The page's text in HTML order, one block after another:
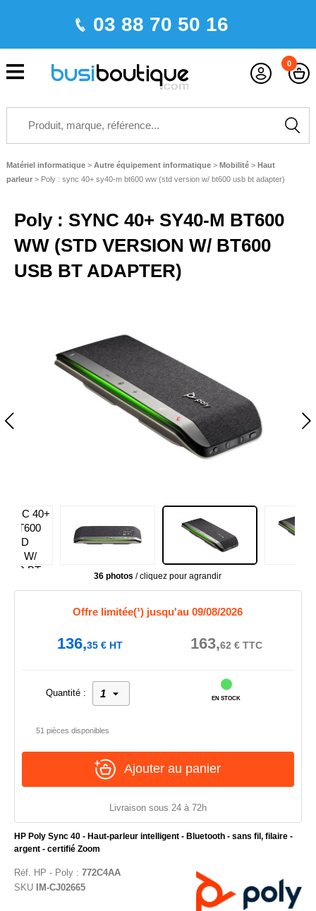
03 88 70 50 16
0
Matériel informatique > Autre équipement informatique > Mobilité > Haut
parleur> Poly : sync 40+ sy40-m bt600 ww (std version w/ bt600 usb bt adapter)
Poly : SYNC 40+ SY40-M BT600
WW (STD VERSION W/ BT600
USB BT ADAPTER)
36 photos / cliquez pour agrandir
HP Poly Sync 40 - Haut-parleur intelligent - Bluetooth - sans fil, filaire -
argent - certifié Zoom
Réf. HP - Poly: 772C4AA
SKU
IM-CJ02665
Offre limitée(¹) jusqu'au 09/08/2026
136,35€HT 163,62 €TTC
Quantité :
EN STOCK
51 pièces disponibles
Ajouter au panier
Livraison sous 24 à 72h